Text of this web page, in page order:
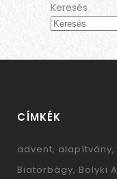
Keresés
CÍMKÉK
advent alapítvány
Biatorbágy Bolyki